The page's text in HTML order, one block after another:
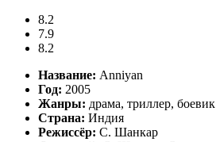
8.2
7.9
8.2
Название: Anniyan
Год: 2005
Жанры: драма, триллер, боевик
Страна: Индия
Режиссёр: С. Шанкар